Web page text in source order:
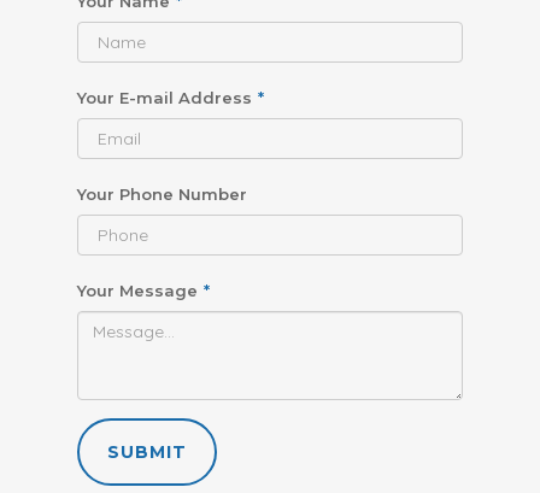
Your E-mail Address *
Your Phone Number
Your Message *
SUBMIT